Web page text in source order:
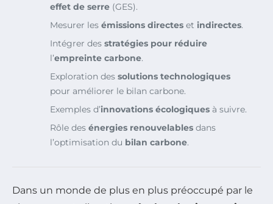
effet de serre (GES).
Mesurer les émissions directes et indirectes.
Intégrer des stratégies pour réduire
l’empreinte carbone.
Exploration des solutions technologiques
pour améliorer le bilan carbone.
Exemples d’innovations écologiques à suivre.
Rôle des énergies renouvelables dans
l’optimisation du bilan carbone.
Dans un monde de plus en plus préoccupé par le